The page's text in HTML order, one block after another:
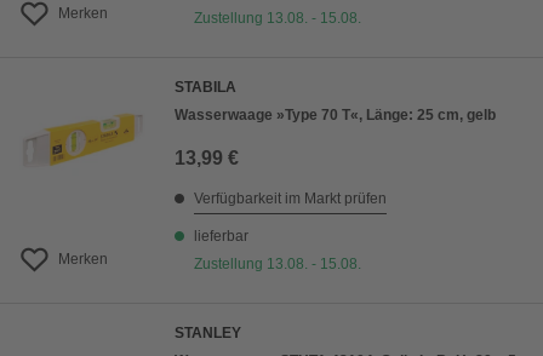
Merken
Zustellung 13.08. - 15.08.
Merken
STABILA
Wasserwaage »Type 70 T«, Länge: 25 cm, gelb
13,99 €
Verfügbarkeit im Markt prüfen
lieferbar
Zustellung 13.08. - 15.08.
STANLEY